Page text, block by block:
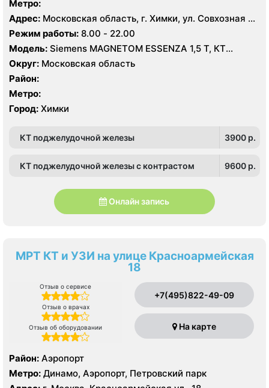
Метро:
Адрес: Московская область, г. Химки, ул. Совхозная 4,
стр 1
Режим работы: 8.00 - 22.00
Модель: Siemens MAGNETOM ESSENZA 1,5 Т, КТ
Siemens Healthineers 64 среза, УЗИ
Округ: Московская область
Район:
Метро:
Город: Химки
КТ поджелудочной железы 3900 p.
КТ поджелудочной железы с контрастом 9600 p.
Онлайн запись
МРТ КТ и УЗИ на улице Красноармейская
18
Отзыв о сервисе
Отзыв о врачах
Отзыв об оборудовании
+7(495)822-49-09
На карте
Район: Аэропорт
Метро: Динамо, Аэропорт, Петровский парк